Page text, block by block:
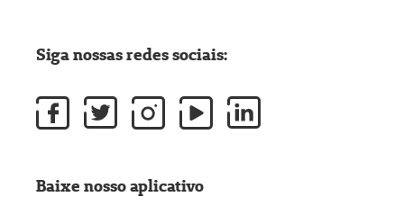
Siga nossas redes sociais:
Baixe nosso aplicativo